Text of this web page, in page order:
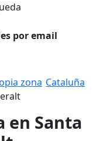
por email
zona Cataluña
en Santa